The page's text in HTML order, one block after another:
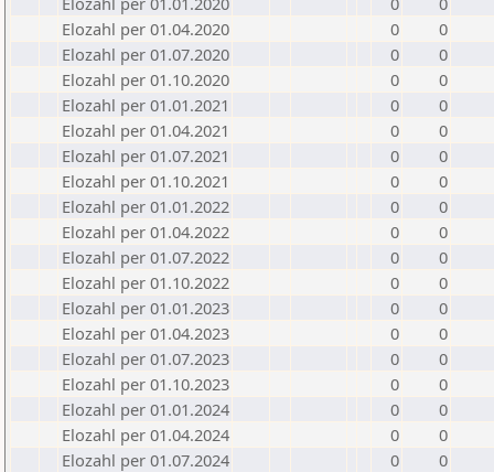
Elozahl per 01.04.2020
0
0
Elozahl per 01.07.2020
0
0
Elozahl per 01.10.2020
0
0
Elozahl per 01.01.2021
0
0
Elozahl per 01.04.2021
0
0
Elozahl per 01.07.2021
0
0
Elozahl per 01.10.2021
0
0
Elozahl per 01.01.2022
0
0
Elozahl per 01.04.2022
0
0
Elozahl per 01.07.2022
0
0
Elozahl per 01.10.2022
0
0
Elozahl per 01.01.2023
0
0
Elozahl per 01.04.2023
0
0
Elozahl per 01.07.2023
0
0
Elozahl per 01.10.2023
0
0
Elozahl per 01.01.2024
0
0
Elozahl per 01.04.2024
0
0
Elozahl per 01.07.2024
0
0